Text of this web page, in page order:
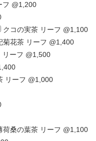
フ @1,200
クコの実茶 リーフ @1,100
菊花茶 リーフ @1,400
リーフ @1,500
リーフ @1,000
荷桑の葉茶 リーフ @1,100